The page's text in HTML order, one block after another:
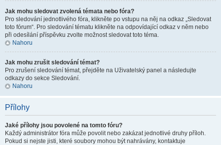
Jak mohu sledovat zvolená témata nebo fóra?
Pro sledování jednotlivého fóra, klikněte po vstupu na něj na odkaz „Sledovat
toto fórum“. Pro sledování tématu klikněte na odpovídající odkaz v něm nebo
při odesílání příspěvku zvolte možnost sledovat toto téma.
Nahoru
Jak mohu zrušit sledování témat?
Pro zrušení sledování témat, přejděte na Uživatelský panel a následujte
odkazy do sekce Sledování.
Nahoru
Přílohy
Jaké přílohy jsou povolené na tomto fóru?
Každý administrátor fóra může povolit nebo zakázat jednotlivé druhy příloh.
Pokud si nejste jisti, které soubory mohou být nahrávány, kontaktuje